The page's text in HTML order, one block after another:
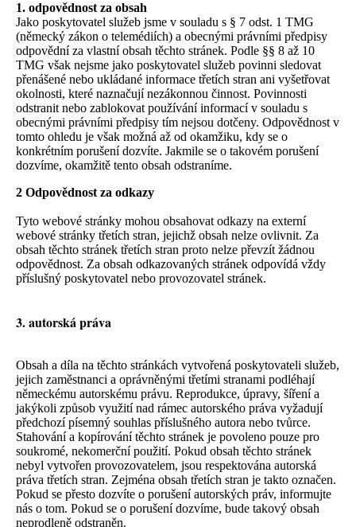
1. odpovědnost za obsah
Jako poskytovatel služeb jsme v souladu s § 7 odst. 1 TMG
(německý zákon o telemédiích) a obecnými právními předpisy
odpovědní za vlastní obsah těchto stránek. Podle §§ 8 až 10
TMG však nejsme jako poskytovatel služeb povinni sledovat
přenášené nebo ukládané informace třetích stran ani vyšetřovat
okolnosti, které naznačují nezákonnou činnost. Povinnosti
odstranit nebo zablokovat používání informací v souladu s
obecnými právními předpisy tím nejsou dotčeny. Odpovědnost v
tomto ohledu je však možná až od okamžiku, kdy se o
konkrétním porušení dozvíte. Jakmile se o takovém porušení
dozvíme, okamžitě tento obsah odstraníme.
2 Odpovědnost za odkazy
Tyto webové stránky mohou obsahovat odkazy na externí
webové stránky třetích stran, jejichž obsah nelze ovlivnit. Za
obsah těchto stránek třetích stran proto nelze převzít žádnou
odpovědnost. Za obsah odkazovaných stránek odpovídá vždy
příslušný poskytovatel nebo provozovatel stránek.
3. autorská práva
Obsah a díla na těchto stránkách vytvořená poskytovateli služeb,
jejich zaměstnanci a oprávněnými třetími stranami podléhají
německému autorskému právu. Reprodukce, úpravy, šíření a
jakýkoli způsob využití nad rámec autorského práva vyžadují
předchozí písemný souhlas příslušného autora nebo tvůrce.
Stahování a kopírování těchto stránek je povoleno pouze pro
soukromé, nekomerční použití. Pokud obsah těchto stránek
nebyl vytvořen provozovatelem, jsou respektována autorská
práva třetích stran. Zejména obsah třetích stran je takto označen.
Pokud se přesto dozvíte o porušení autorských práv, informujte
nás o tom. Pokud se o porušení dozvíme, bude takový obsah
neprodleně odstraněn.